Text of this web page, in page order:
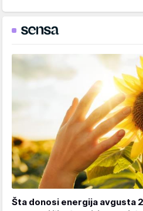
Šta donosi energija avgusta